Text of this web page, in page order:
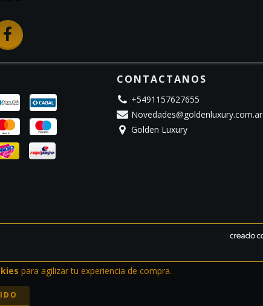
para agilizar tu experiencia de compra.
CONTACTANOS
+5491157627655
Novedades@goldenluxury.com.ar
Golden Luxury